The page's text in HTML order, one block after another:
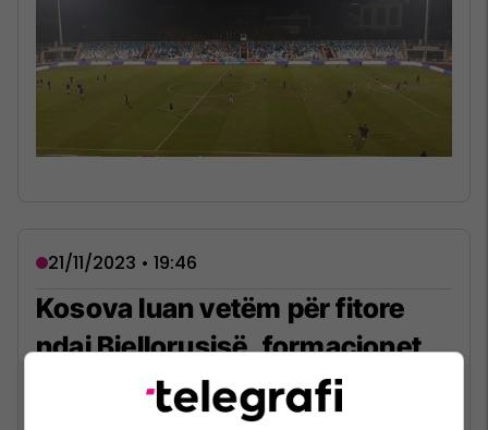
21/11/2023 • 19:46
Kosova luan vetëm për fitore
ndaj Bjellorusisë, formacionet
Përfaqësuesja e Kosovës dhe ajo e